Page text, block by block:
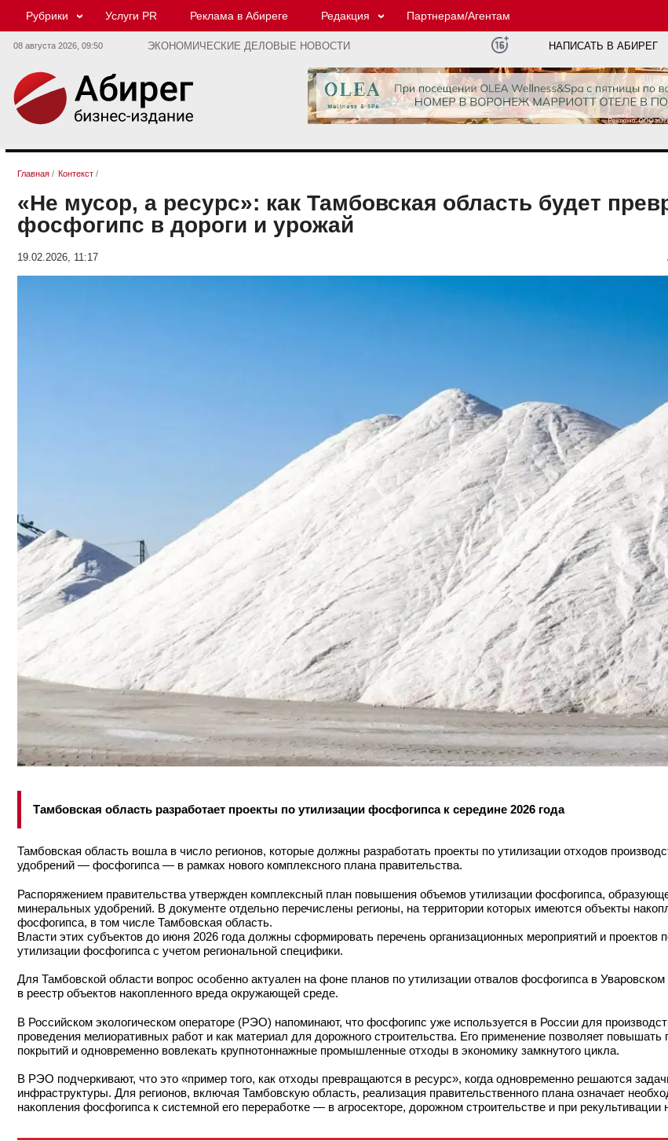
Рубрики Услуги PR Реклама в Абиреге Редакция Партнерам/Агентам
08 августа 2026, 09:50 ЭКОНОМИЧЕСКИЕ ДЕЛОВЫЕ НОВОСТИ НАПИСАТЬ В АБИРЕГ
Главная / Контекст /
«Не мусор, а ресурс»: как Тамбовская область будет
фосфогипс в дороги и урожай
19.02.2026, 11:17
Тамбовская область разработает проекты по утилизации фосфогипса к середине 2026 года
Тамбовская область вошла в число регионов, которые должны разработать проекты по утилизации отходов
удобрений — фосфогипса — в рамках нового комплексного плана правительства.
Распоряжением правительства утвержден комплексный план повышения объемов утилизации фосфогипса,
минеральных удобрений. В документе отдельно перечислены регионы, на территории которых имеются объекты
фосфогипса, в том числе Тамбовская область.
Власти этих субъектов до июня 2026 года должны сформировать перечень организационных мероприятий и проектов
утилизации фосфогипса с учетом региональной специфики.
Для Тамбовской области вопрос особенно актуален на фоне планов по утилизации отвалов фосфогипса в
в реестр объектов накопленного вреда окружающей среде.
В Российском экологическом операторе (РЭО) напоминают, что фосфогипс уже используется в России для
проведения мелиоративных работ и как материал для дорожного строительства. Его применение позволяет
покрытий и одновременно вовлекать крупнотоннажные промышленные отходы в экономику замкнутого цикла.
В РЭО подчеркивают, что это «пример того, как отходы превращаются в ресурс», когда одновременно решаются
инфраструктуры. Для регионов, включая Тамбовскую область, реализация правительственного плана означает
накопления фосфогипса к системной его переработке — в агросекторе, дорожном строительстве и при